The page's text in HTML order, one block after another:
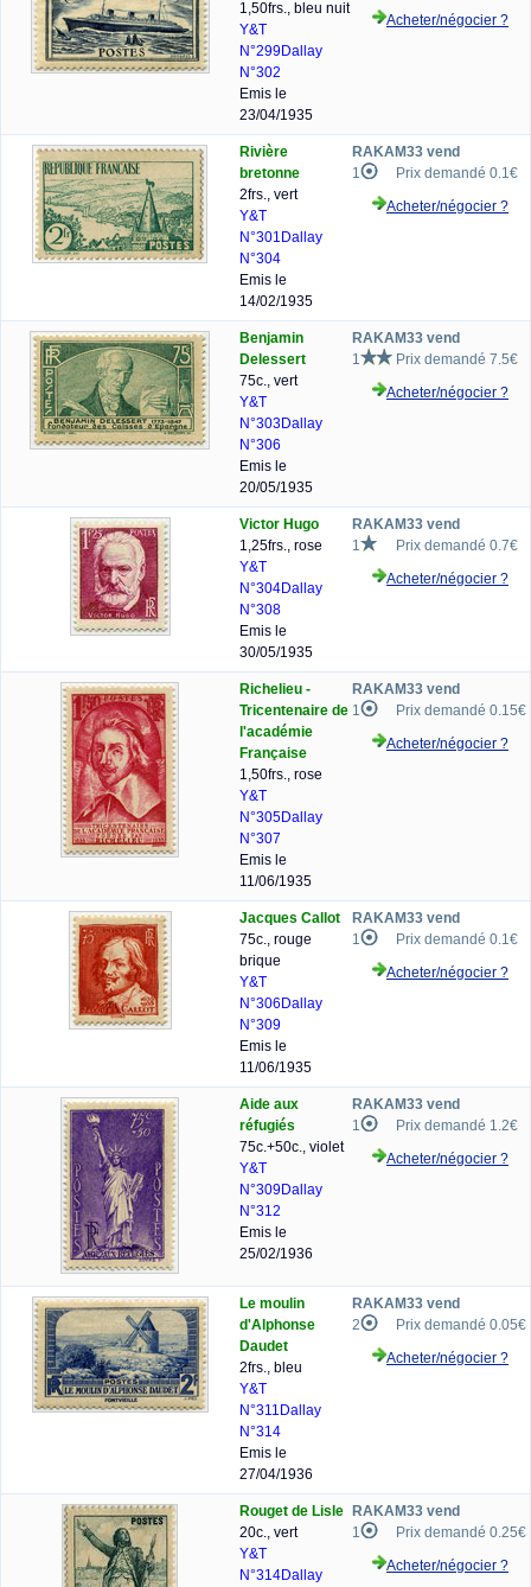
1,50frs., bleu nuit
Y&T
N°299Dallay
N°302
Emis le
23/04/1935
Acheter/négocier ?
Rivière
bretonne
2frs., vert
Y&T
N°301 Dallay
N°304
Emis le
14/02/1935
RAKAM33 vend
1
Prix demandé 0.1€
Acheter/négocier ?
Benjamin
Delessert
75c., vert
Y&T
N°303Dallay
N°306
Emis le
20/05/1935
RAKAM33 vend
1
Prix demandé 7.5€
Acheter/négocier ?
Victor Hugo
1,25frs., rose
Y&T
N°304Dallay
N°308
Emis le
30/05/1935
RAKAM33 vend
1
Prix demandé 0.7€
Acheter/négocier ?
Richelieu -
Tricentenaire de
l'académie
Française
1,50frs., rose
Y&T
N°305Dallay
N°307
Emis le
11/06/1935
RAKAM33 vend
1
Prix demandé 0.15€
Acheter/négocier ?
Jacques Callot
75c., rouge
brique
Y&T
N°306 Dallay
N°309
Emis le
11/06/1935
RAKAM33 vend
1
Prix demandé 0.1€
Acheter/négocier ?
Aide aux
réfugiés
75c.+50c., violet
Y&T
N°309Dallay
N°312
Emis le
25/02/1936
RAKAM33 vend
1
Prix demandé 1.2€
Acheter/négocier ?
Le moulin
d'Alphonse
Daudet
2frs., bleu
Y&T
N°311 Dallay
N°314
Emis le
27/04/1936
RAKAM33 vend
2
Prix demandé 0.05€
Acheter/négocier ?
Rouget de Lisle
20c., vert
Y&T
N°314Dallay
RAKAM33 vend
1
Prix demandé 0.25€
Acheter/négocier ?